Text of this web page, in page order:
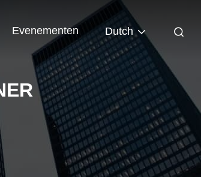
Evenementen Dutch